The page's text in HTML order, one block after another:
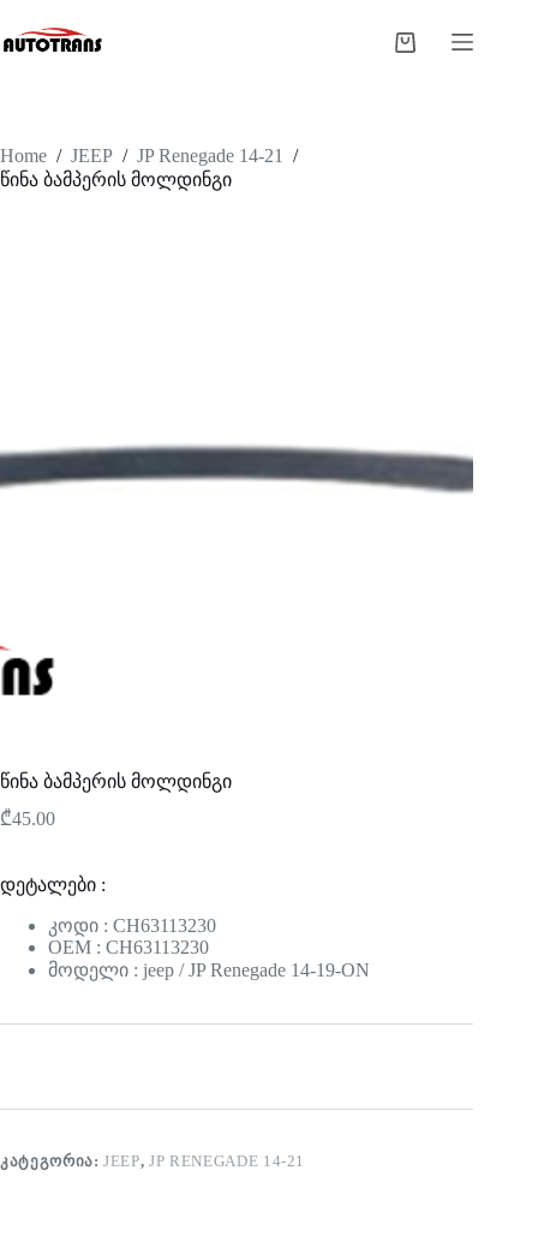
Home / JEEP / JP Renegade 14-21
/
წინა ბამპერის მოლდინგი
წინა ბამპერის მოლდინგი
₾45.00
დეტალები :
კოდი : CH63113230
OEM : CH63113230
მოდელი : jeep / JP Renegade 14-19-ON
ᲙᲐᲢᲔᲒᲝᲠᲘᲐ:JEEP,JP RENEGADE 14-21